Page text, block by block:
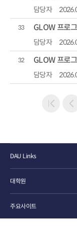
담당자
33
담당자
32
담당자
DAU Links
대학원
주요사이트